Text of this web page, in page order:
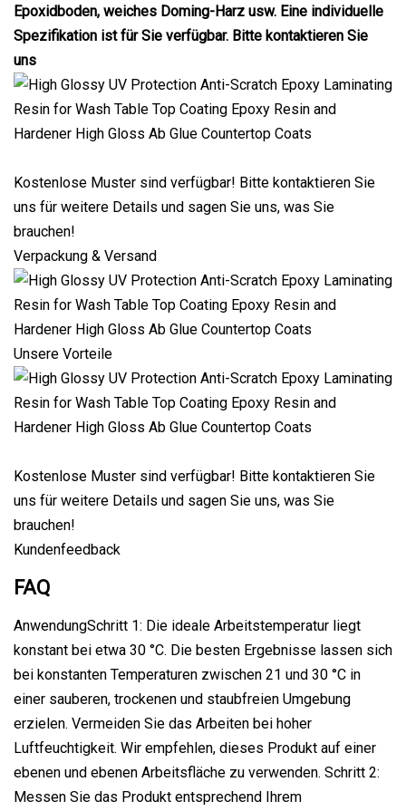
Epoxidboden, weiches Doming-Harz usw. Eine individuelle
Spezifikation ist für Sie verfügbar. Bitte kontaktieren Sie
uns
Kostenlose Muster sind verfügbar! Bitte kontaktieren Sie
uns für weitere Details und sagen Sie uns, was Sie
brauchen!
Verpackung & Versand
Unsere Vorteile
Kostenlose Muster sind verfügbar! Bitte kontaktieren Sie
uns für weitere Details und sagen Sie uns, was Sie
brauchen!
Kundenfeedback
FAQ
AnwendungSchritt 1: Die ideale Arbeitstemperatur liegt
konstant bei etwa 30 °C. Die besten Ergebnisse lassen sich
bei konstanten Temperaturen zwischen 21 und 30 °C in
einer sauberen, trockenen und staubfreien Umgebung
erzielen. Vermeiden Sie das Arbeiten bei hoher
Luftfeuchtigkeit. Wir empfehlen, dieses Produkt auf einer
ebenen und ebenen Arbeitsfläche zu verwenden. Schritt 2:
Messen Sie das Produkt entsprechend Ihrem